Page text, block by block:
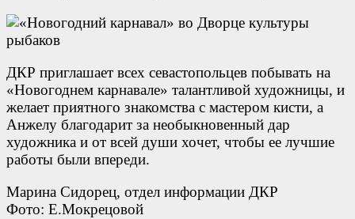
ДКР приглашает всех севастопольцев побывать на
«Новогоднем карнавале» талантливой художницы, и
желает приятного знакомства с мастером кисти, а
Анжелу благодарит за необыкновенный дар
художника и от всей души хочет, чтобы ее лучшие
работы были впереди.
Марина Сидорец, отдел информации ДКР
Фото: Е.Мокрецовой